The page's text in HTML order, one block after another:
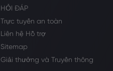
HỎI ĐÁP
Trực tuyến an toàn
Liên hệ Hỗ trợ
Sitemap
Giải thưởng và Truyền thông